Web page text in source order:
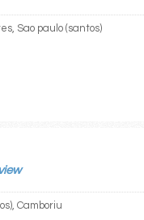
Sao paulo (santos)
Camboriu